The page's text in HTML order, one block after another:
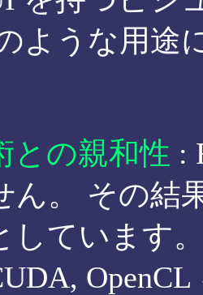
ような用途
との親和性 :
ん。 その結
しています